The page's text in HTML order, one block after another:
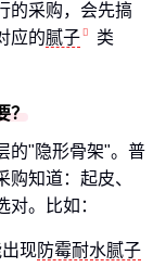
的采购，会先搞
应的腻子
类
的"隐形骨架"。普
知道：起皮、
。比如：
现防霉耐水腻子